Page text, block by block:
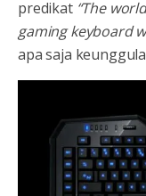
predikat “The
gaming keyboard
apa saja